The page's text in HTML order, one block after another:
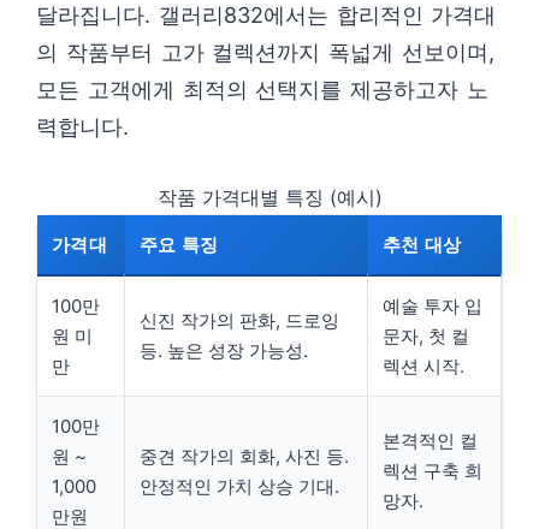
달라집니다. 갤러리832에서는 합리적인 가격대
의 작품부터 고가 컬렉션까지 폭넓게 선보이며,
모든 고객에게 최적의 선택지를 제공하고자 노
력합니다.
작품 가격대별 특징 (예시)
가격대 주요 특징 추천 대상
100만
원 미
만
신진 작가의 판화, 드로잉
등. 높은 성장 가능성.
예술 투자 입
문자, 첫 컬
렉션 시작.
100만
원 ~
1,000
만원
중견 작가의 회화, 사진 등.
안정적인 가치 상승 기대.
본격적인 컬
렉션 구축 희
망자.